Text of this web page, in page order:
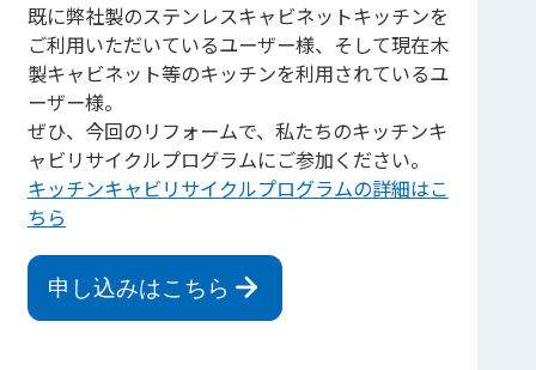
既に弊社製のステンレスキャビネットキッチンを
ご利用いただいているユーザー様、そして現在木
製キャビネット等のキッチンを利用されているユ
ーザー様。
ぜひ、今回のリフォームで、私たちのキッチンキ
ャビリサイクルプログラムにご参加ください。
キッチンキャビリサイクルプログラムの詳細はこ
ちら
申し込みはこちら